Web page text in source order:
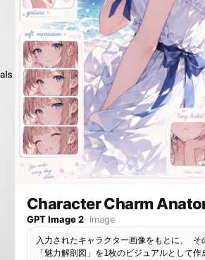
Character Charm
GPT Image 2· Image
入力されたキャラクター画像をもとに、 そ
「魅力解剖図」を1枚のビジュアルとして